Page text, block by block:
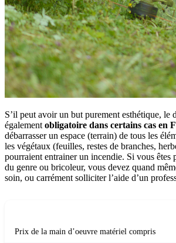
S’il peut avoir un but purement esthétique, le
également obligatoire dans certains cas en
débarrasser un espace (terrain) de tous les
les végétaux (feuilles, restes de branches,
pourraient entrainer un incendie. Si vous êtes
du genre ou bricoleur, vous devez quand
soin, ou carrément solliciter l’aide d’un
Prix de la main d’oeuvre matériel compris